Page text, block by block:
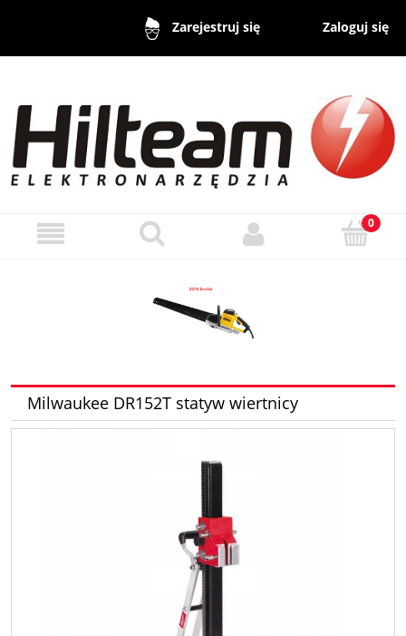
Zarejestruj się Zaloguj się
Milwaukee DR152T statyw wiertnicy